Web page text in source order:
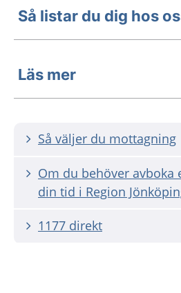
Så listar du dig hos
Läs mer
Så väljer du mottagning
Om du behöver avboka
din tid i Region
1177 direkt